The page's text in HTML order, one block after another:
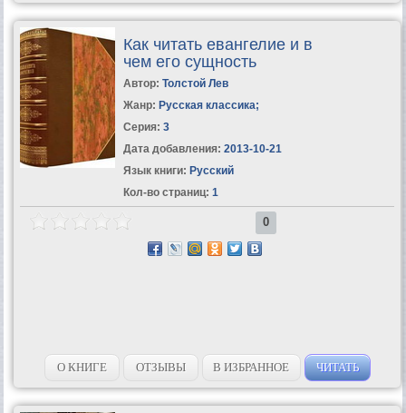
Как читать евангелие и в
чем его сущность
Автор: Толстой Лев
Жанр: Русская классика;
Серия: 3
Дата добавления: 2013-10-21
Язык книги: Русский
Кол-во страниц: 1
0
О КНИГЕ ОТЗЫВЫ В ИЗБРАННОЕ ЧИТАТЬ